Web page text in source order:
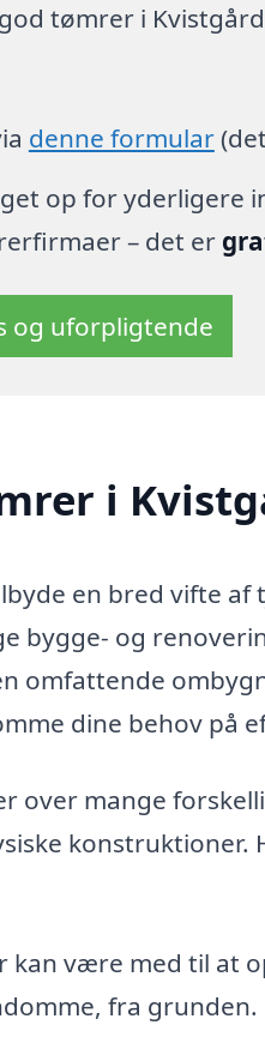
tømrer i
denne formular
op for
– det er
og uforpligtende
i
en bred vifte
bygge- og
omfattende
dine behov på
over mange
konstruktioner.
kan være med til at
fra grunden.